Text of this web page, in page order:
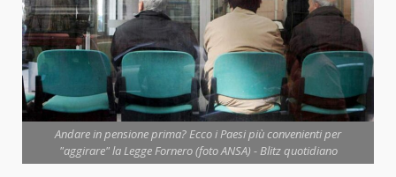
Andare in pensione prima? Ecco i Paesi più convenienti per
"aggirare" la Legge Fornero (foto ANSA) - Blitz quotidiano